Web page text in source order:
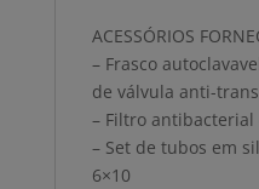
ACESSÓRIOS
– Frasco
de válvula anti-
– Filtro
– Set de tubos em
6×10